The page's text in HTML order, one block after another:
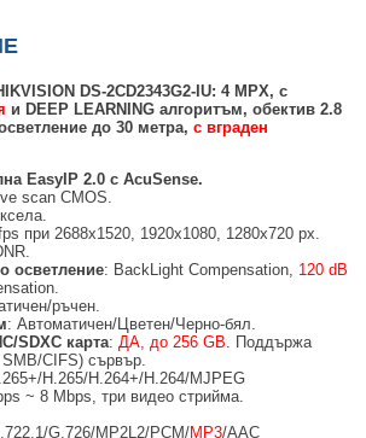
РАЗКЛОНИТЕЛИ
SFP МОДУЛИ
СИСТЕМИ AJAX
ПАНЕЛИ (ХЪБ) AJAX
НА ОБХВАТ AJAX
AJAX
ЗА ПОЖАР, ДИМ, ТОПЛИНА И ВЪГЛЕРОДЕН
AJAX
КАРТИ И ЧИПОВЕ ЗА КЛАВИАТУРИ
HIKVISION AX PRO
AX PRO
HIKVISION AX PRO
ЗА HIKVISION AX PRO
АЛАРМЕНИ СИСТЕМИ AX PRO
С ОТВАРЯЕМИ И ЗАКЛЮЧВАЩИ СЕ
НЕОТВАРЯЕМИ СТРАНИЦИ
ОТВАРЯЕМИ И ЗАКЛЮЧВАЩИ СЕ СТРАНИЦИ
ШКАФОВЕ
DS-2CD2343G2-IU: 4 MPX, с
и DEEP LEARNING алгоритъм, обектив2.8
до30 метра,с вграден
EasyIP 2.0 сAcuSense.
scan CMOS.
при 2688x1520, 1920x1080, 1280x720 px.
осветление: BackLight Compensation, 120 dB
ръчен.
: Автоматичен/Цветен/Черно-бял.
SDXC карта:ДА, до 256 GB. Поддържа
CIFS) сървър.
H.265/H.264+/H.264/MJPEG
~ 8 Mbps, три видео стрийма.
G.726/MP2L2/PCM/MP3/AAC